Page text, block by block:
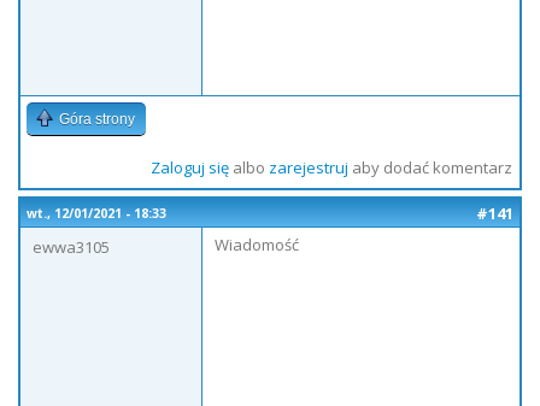
Góra strony
Zaloguj sięalbo zarejestruj aby dodać komentarz
wt., 12/01/2021 - 18:33
#141
ewwa3105
Wiadomość